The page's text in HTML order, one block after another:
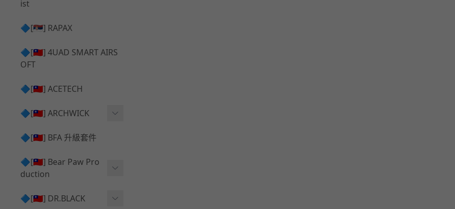
TAC-41 🔄 原廠 ⧸ 零件
HOP膠皮 ⧸ 下壓塊
件
[夢神⧸Morpheus] 不鏽鋼
內管
套件
[夢神⧸Morpheus] 碳鋼 內
管
ist
🔷[🇷🇸] RAPAX
🔷[🇹🇼] 4UAD SMART AIRS
OFT
🔷[🇹🇼] ACETECH
🔷[🇹🇼] ARCHWICK
衝鋒套件 Convertion Kit
MWS 升級組件
B＆T APC9 系列產品
B＆T SPR300系列產品
🔷[🇹🇼] BFA 升級套件
🔷[🇹🇼] Bear Paw Pro
duction
T-5000
🔷[🇹🇼] DR.BLACK